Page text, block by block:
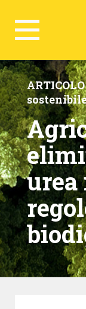
Ricerca avanzata
urea